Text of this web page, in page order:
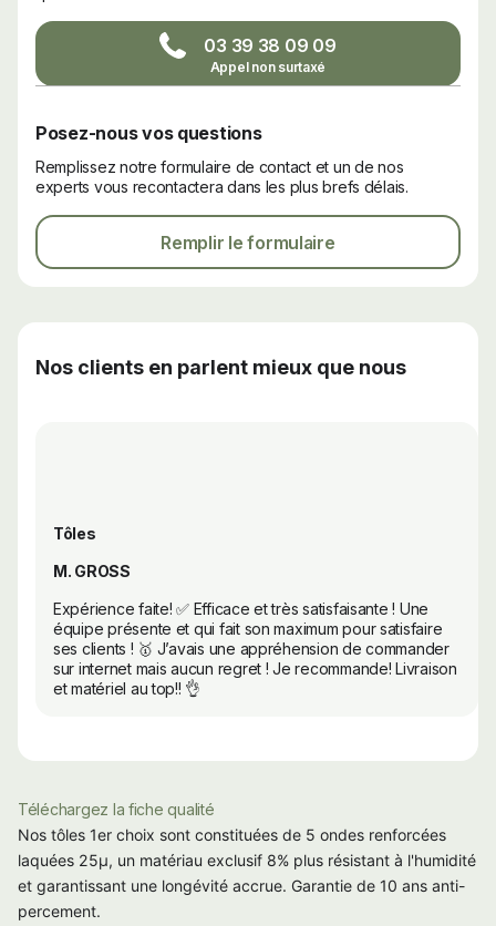
03 39 38 09 09
Posez-nous vos questions
Remplissez notre formulaire de contact et un de nos
experts vous recontactera dans les plus brefs délais.
Remplir le formulaire
Nos clients en parlent mieux que nous
Tôles
M. GROSS
Expérience faite! ✅ Efficace et très satisfaisante ! Une
équipe présente et qui fait son maximum pour satisfaire
ses clients ! 🥇 J’avais une appréhension de commander
sur internet mais aucun regret ! Je recommande! Livraison
et matériel au top!! 👌
Téléchargez la fiche qualité
Nos tôles 1er choix sont constituées de 5 ondes renforcées
laquées 25µ, un matériau exclusif 8% plus résistant à l'humidité
et garantissant une longévité accrue. Garantie de 10 ans anti-
percement.